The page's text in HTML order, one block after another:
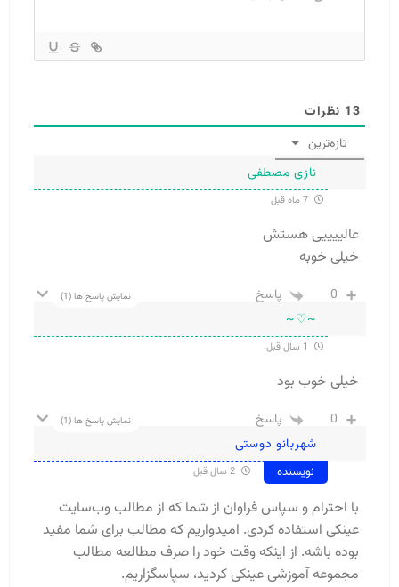
13 نظرات
تازه‌ترین
نازی مصطفی
7 ماه قبل
عالییییی هستش
خیلی خوبه
0 پاسخ نمایش پاسخ ها(1)
~♡~
خیلی خوب بود
0 پاسخ نمایش پاسخ ها(1)
شهربانو دوستی
نویسنده 2 سال قبل
با احترام و سپاس فراوان از شما که از مطالب وب‌سایت
عینکی استفاده کردی. امیدواریم که مطالب برای شما مفید
بوده باشه. از اینکه وقت خود را صرف مطالعه مطالب
مجموعه آموزشی عینکی کردید، سپاسگزاریم.